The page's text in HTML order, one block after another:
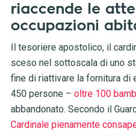
riaccende le
occupazioni
Il tesoriere apostolico, il
sceso nel sottoscala di uno
fine di riattivare la fornitura di
450 persone – oltre 100
abbandonato. Secondo il
Cardinale pienamente